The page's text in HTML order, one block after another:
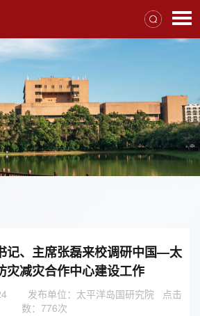
记、主席张磊来校调研中国—太
灾减灾合作中心建设工作
发布单位：太平洋岛国研究院 点击
数： 776次